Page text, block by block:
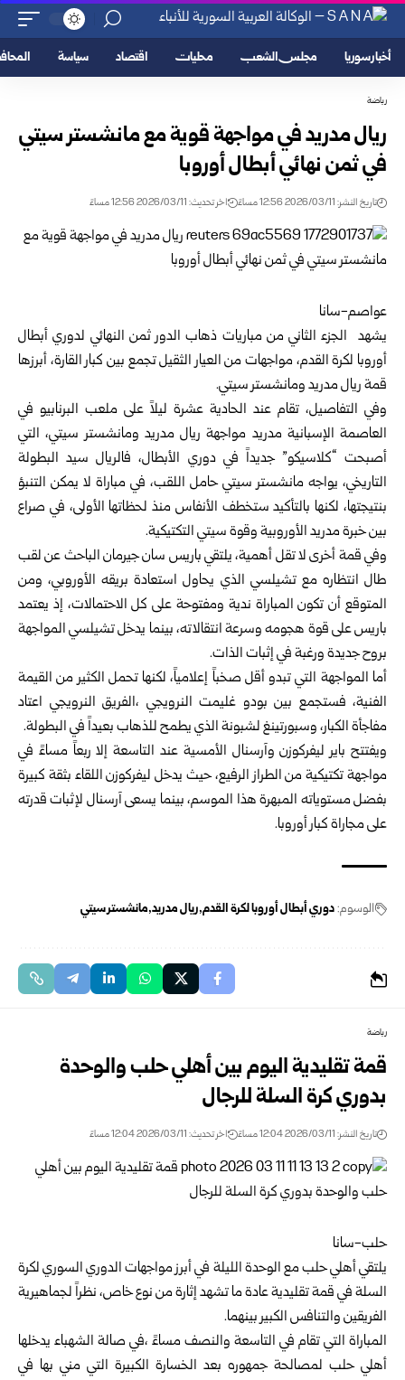
أخبار سوريا مجلس الشعب محليات اقتصاد سياسة
رياضة
ريال مدريد في مواجهة قوية مع مانشستر سيتي
في ثمن نهائي أبطال أوروبا
تاريخ النشر: 2026/03/11 12:56 مساءً اخر تحديث: 2026/03/11 12:56 مساءً
عواصم-سانا
يشهد الجزء الثاني من مباريات ذهاب الدور ثمن النهائي لدوري أبطال
أوروبا لكرة القدم، مواجهات من العيار الثقيل تجمع بين كبار القارة، أبرزها
قمة ريال مدريد ومانشستر سيتي.
وفي التفاصيل، تقام عند الحادية عشرة ليلاً على ملعب البرنابيو في
العاصمة الإسبانية مدريد مواجهة ريال مدريد ومانشستر سيتي، التي
أصبحت “كلاسيكو” جديداً في دوري الأبطال، فالريال سيد البطولة
التاريخي، يواجه مانشستر سيتي حامل اللقب، في مباراة لا يمكن التنبؤ
بنتيجتها، لكنها بالتأكيد ستخطف الأنفاس منذ لحظاتها الأولى، في صراع
بين خبرة مدريد الأوروبية وقوة سيتي التكتيكية.
وفي قمة أخرى لا تقل أهمية، يلتقي باريس سان جيرمان الباحث عن لقب
طال انتظاره مع تشيلسي الذي يحاول استعادة بريقه الأوروبي، ومن
المتوقع أن تكون المباراة ندية ومفتوحة على كل الاحتمالات، إذ يعتمد
باريس على قوة هجومه وسرعة انتقالاته، بينما يدخل تشيلسي المواجهة
بروح جديدة ورغبة في إثبات الذات.
أما المواجهة التي تبدو أقل صخباً إعلامياً، لكنها تحمل الكثير من القيمة
الفنية، فستجمع بين بودو غليمت النرويجي ،الفريق النرويجي اعتاد
مفاجأة الكبار، وسبورتينغ لشبونة الذي يطمح للذهاب بعيداً في البطولة.
ويفتتح باير ليفركوزن وآرسنال الأمسية عند التاسعة إلا ربعاً مساءً في
مواجهة تكتيكية من الطراز الرفيع، حيث يدخل ليفركوزن اللقاء بثقة كبيرة
بفضل مستوياته المبهرة هذا الموسم، بينما يسعى آرسنال لإثبات قدرته
على مجاراة كبار أوروبا.
الوسوم:دوري أبطال أوروبا لكرة القدم ريال مدريد مانشستر سيتي
رياضة
قمة تقليدية اليوم بين أهلي حلب والوحدة
بدوري كرة السلة للرجال
تاريخ النشر: 2026/03/11 12:04 مساءً اخر تحديث: 2026/03/11 12:04 مساءً
حلب-سانا
يلتقي أهلي حلب مع الوحدة الليلة في أبرز مواجهات الدوري السوري لكرة
السلة في قمة تقليدية عادة ما تشهد إثارة من نوع خاص، نظراً لجماهيرية
الفريقين والتنافس الكبير بينهما.
المباراة التي تقام في التاسعة والنصف مساءً ،في صالة الشهباء يدخلها
أهلي حلب لمصالحة جمهوره بعد الخسارة الكبيرة التي مني بها في